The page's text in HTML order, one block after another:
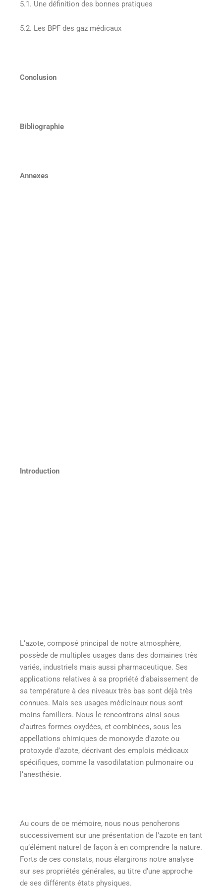
5.1. Une définition des bonnes pratiques
5.2. Les BPF des gaz médicaux
Conclusion
Bibliographie
Annexes
Introduction
L’azote, composé principal de notre atmosphère,
possède de multiples usages dans des domaines très
variés, industriels mais aussi pharmaceutique. Ses
applications relatives à sa propriété d’abaissement de
sa température à des niveaux très bas sont déjà très
connues. Mais ses usages médicinaux nous sont
moins familiers. Nous le rencontrons ainsi sous
d’autres formes oxydées, et combinées, sous les
appellations chimiques de monoxyde d’azote ou
protoxyde d’azote, décrivant des emplois médicaux
spécifiques, comme la vasodilatation pulmonaire ou
l’anesthésie.
Au cours de ce mémoire, nous nous pencherons
successivement sur une présentation de l’azote en tant
qu’élément naturel de façon à en comprendre la nature.
Forts de ces constats, nous élargirons notre analyse
sur ses propriétés générales, au titre d’une approche
de ses différents états physiques.